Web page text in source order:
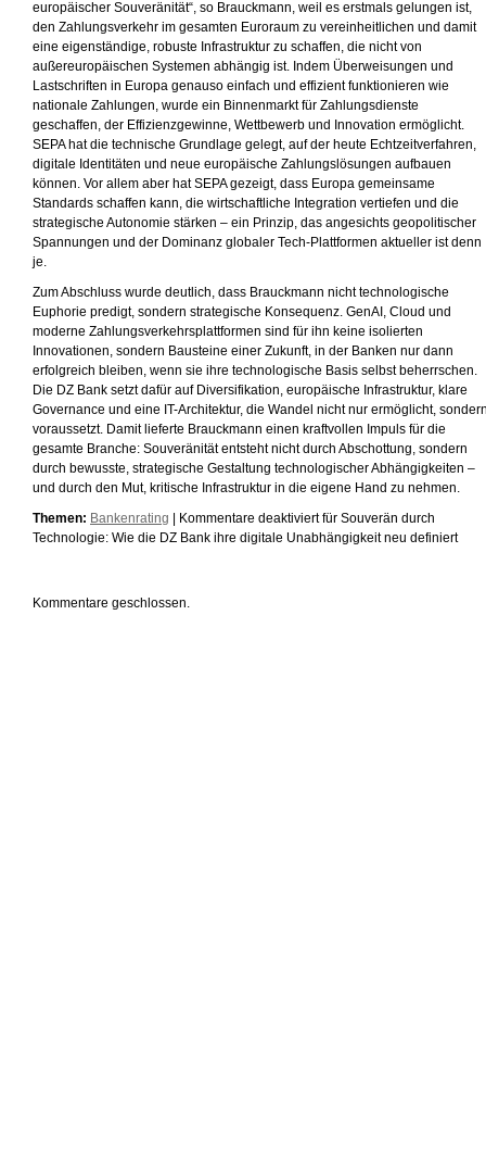
europäischer Souveränität“, so Brauckmann, weil es erstmals gelungen ist,
den Zahlungsverkehr im gesamten Euroraum zu vereinheitlichen und damit
eine eigenständige, robuste Infrastruktur zu schaffen, die nicht von
außereuropäischen Systemen abhängig ist. Indem Überweisungen und
Lastschriften in Europa genauso einfach und effizient funktionieren wie
nationale Zahlungen, wurde ein Binnenmarkt für Zahlungsdienste
geschaffen, der Effizienzgewinne, Wettbewerb und Innovation ermöglicht.
SEPA hat die technische Grundlage gelegt, auf der heute Echtzeitverfahren,
digitale Identitäten und neue europäische Zahlungslösungen aufbauen
können. Vor allem aber hat SEPA gezeigt, dass Europa gemeinsame
Standards schaffen kann, die wirtschaftliche Integration vertiefen und die
strategische Autonomie stärken – ein Prinzip, das angesichts geopolitischer
Spannungen und der Dominanz globaler Tech-Plattformen aktueller ist denn
je.
Zum Abschluss wurde deutlich, dass Brauckmann nicht technologische
Euphorie predigt, sondern strategische Konsequenz. GenAI, Cloud und
moderne Zahlungsverkehrsplattformen sind für ihn keine isolierten
Innovationen, sondern Bausteine einer Zukunft, in der Banken nur dann
erfolgreich bleiben, wenn sie ihre technologische Basis selbst beherrschen.
Die DZ Bank setzt dafür auf Diversifikation, europäische Infrastruktur, klare
Governance und eine IT-Architektur, die Wandel nicht nur ermöglicht,
voraussetzt. Damit lieferte Brauckmann einen kraftvollen Impuls für die
gesamte Branche: Souveränität entsteht nicht durch Abschottung, sondern
durch bewusste, strategische Gestaltung technologischer Abhängigkeiten –
und durch den Mut, kritische Infrastruktur in die eigene Hand zu nehmen.
Themen: Bankenrating Kommentare deaktiviertfür Souverän durch
Technologie: Wie die DZ Bank ihre digitale Unabhängigkeit neu definiert
Kommentare geschlossen.